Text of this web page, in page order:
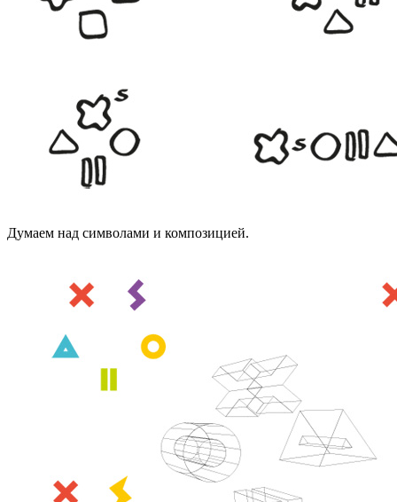
Думаем над символами и композицией.